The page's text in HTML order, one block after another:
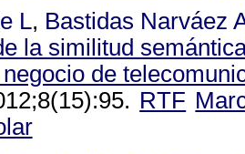
L, Bastidas Narváez
la similitud
de
RTF